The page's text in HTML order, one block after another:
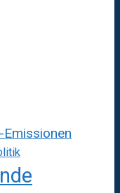
Emissionen